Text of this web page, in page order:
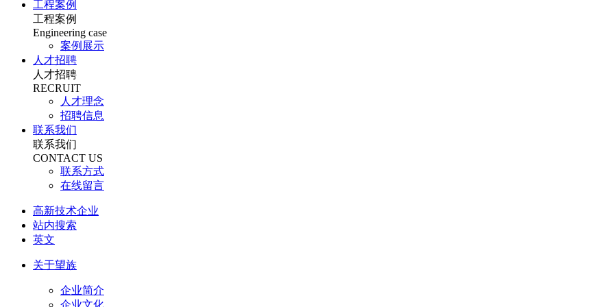
工程案例
工程案例
Engineering case
案例展示
人才招聘
人才招聘
RECRUIT
人才理念
招聘信息
联系我们
联系我们
CONTACT US
联系方式
在线留言
高新技术企业
站内搜索
英文
关于望族
企业简介
企业文化